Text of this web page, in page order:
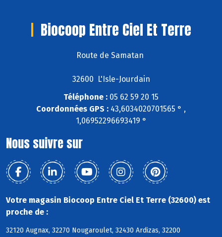
Biocoop Entre Ciel Et Terre
Route de Samatan
32600 L'Isle-Jourdain
Téléphone : 05 62 59 20 15
Coordonnées GPS : 43,6034020701565 ° ,
1,06952296693419 °
Nous suivre sur
Votre magasin Biocoop Entre Ciel Et Terre (32600) est
proche de :
32120 Augnax, 32270 Nougaroulet, 32430 Ardizas, 32200